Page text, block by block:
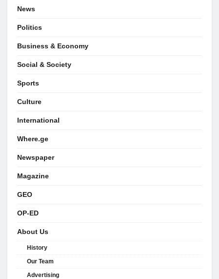
News
Politics
Business & Economy
Social & Society
Sports
Culture
International
Where.ge
Newspaper
Magazine
GEO
OP-ED
About Us
History
Our Team
Advertising